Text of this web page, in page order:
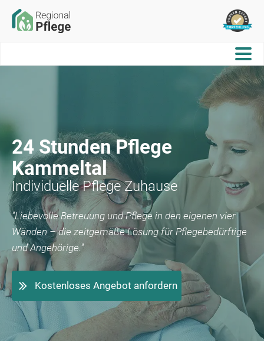
24 Stunden Pflege
Kammeltal
Individuelle Pflege Zuhause
"Liebevolle Betreuung und Pflege in den eigenen vier
Wänden – die zeitgemäße Lösung für Pflegebedürftige
und Angehörige."
Kostenloses Angebot anfordern